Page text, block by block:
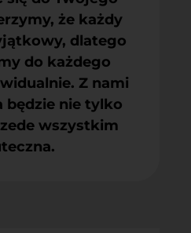
że każdy
dlatego
do każdego
Z nami
będzie nie tylko
wszystkim